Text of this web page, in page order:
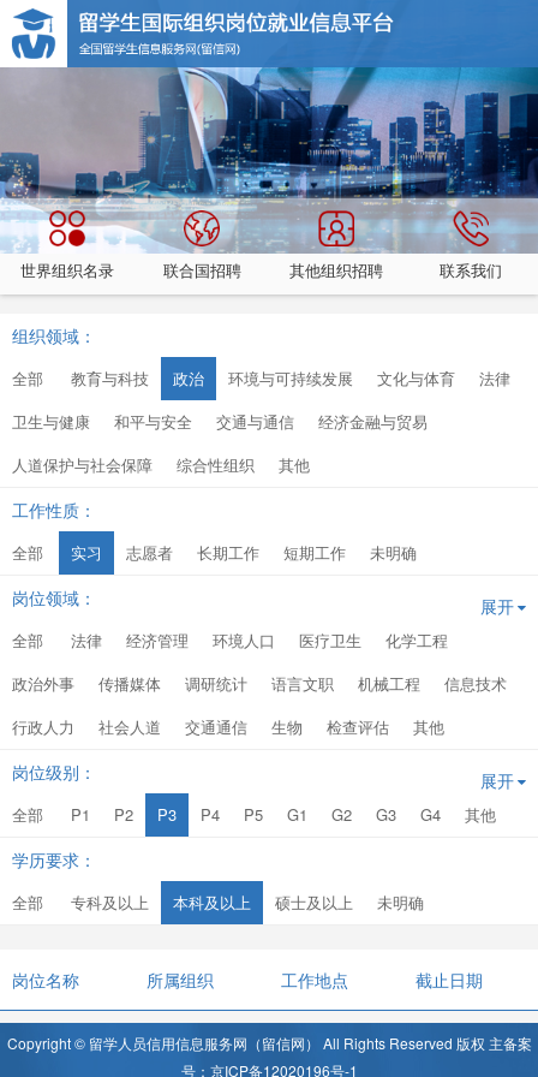
世界组织名录 联合国招聘 其他组织招聘 联系我们
组织领域：
全部 教育与科技 政治 环境与可持续发展 文化与体育
法律
卫生与健康
和平与安全 交通与通信
经济金融与贸易
人道保护与社会保障
综合性组织 其他
工作性质：
全部 实习 志愿者 长期工作 短期工作 未明确
岗位领域：
全部 法律 经济管理 环境人口 医疗卫生
化学工程
政治外事
传播媒体 调研统计 语言文职 机械工程
信息技术
行政人力
社会人道 交通通信 生物 检查评估 其他
展开
岗位级别：
全部 P1 P2 P3 P4 P5 G1 G2 G3 G4 其他
展开
学历要求：
全部 专科及以上 本科及以上 硕士及以上 未明确
岗位名称 所属组织 工作地点 截止日期
Copyright © 留学人员信用信息服务网（留信网） All Rights Reserved 版权 主备案
号：京ICP备12020196号-1